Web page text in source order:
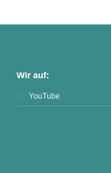
Wir auf:
YouTube